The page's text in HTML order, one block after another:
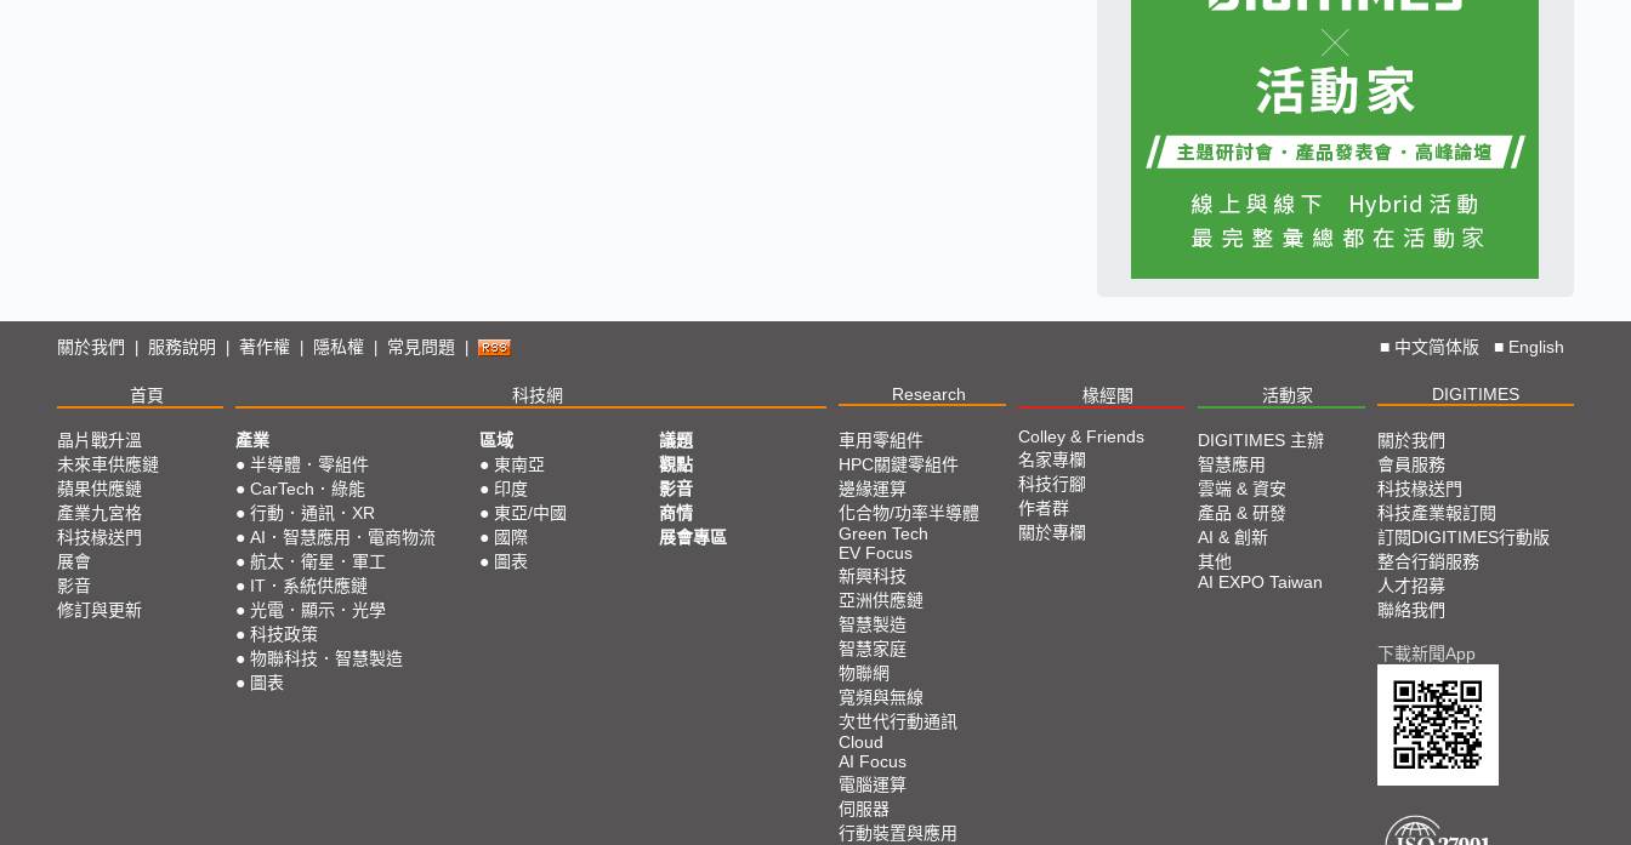
關於我們 服務說明 著作權 隱私權 常見問題 ■ 中文简体版 ■ English
首頁 科技網 Research 椽經閣 活動家 DIGITIMES
晶片戰升溫
未來車供應鏈
蘋果供應鏈
產業九宮格
科技椽送門
展會
影音
修訂與更新
產業
● 半導體．零組件
● CarTech．綠能
● 行動．通訊．XR
● AI．智慧應用．電商物流
● 航太．衛星．軍工
● IT．系統供應鏈
● 光電．顯示．光學
● 科技政策
● 物聯科技．智慧製造
● 圖表
區域
● 東南亞
● 印度
● 東亞/中國
● 國際
● 圖表
議題
觀點
影音
商情
展會專區
車用零組件
HPC關鍵零組件
邊緣運算
化合物/功率半導體
Green Tech
EV Focus
新興科技
亞洲供應鏈
智慧製造
智慧家庭
物聯網
寬頻與無線
次世代行動通訊
Cloud
AI Focus
電腦運算
伺服器
行動裝置與應用
Colley & Friends
名家專欄
科技行腳
作者群
關於專欄
DIGITIMES 主辦
智慧應用
雲端 & 資安
產品 & 研發
AI & 創新
其他
AI EXPO Taiwan
關於我們
會員服務
科技椽送門
科技產業報訂閱
訂閱DIGITIMES行動版
整合行銷服務
人才招募
聯絡我們
下載新聞App